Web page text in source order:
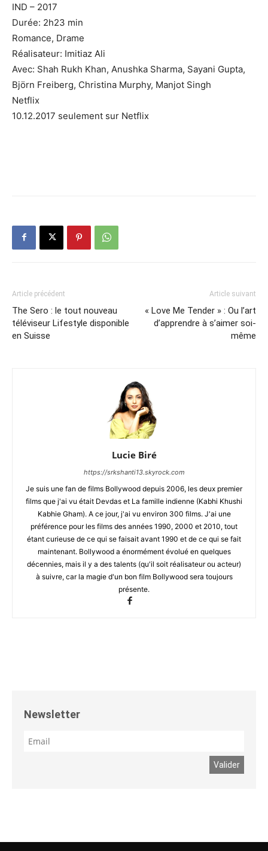
IND – 2017
Durée: 2h23 min
Romance, Drame
Réalisateur: Imitiaz Ali
Avec: Shah Rukh Khan, Anushka Sharma, Sayani Gupta,
Björn Freiberg, Christina Murphy, Manjot Singh
Netflix
10.12.2017 seulement sur Netflix
Article précédent
The Sero : le tout nouveau
téléviseur Lifestyle disponible
en Suisse
Article suivant
« Love Me Tender » : Ou l’art
d’apprendre à s’aimer soi-
même
Lucie Biré
https://srkshanti13.skyrock.com
Je suis une fan de films Bollywood depuis 2006, les deux premier
films que j'ai vu était Devdas et La famille indienne (Kabhi Khushi
Kabhie Gham). A ce jour, j'ai vu environ 300 films. J'ai une
préférence pour les films des années 1990, 2000 et 2010, tout
étant curieuse de ce qui se faisait avant 1990 et de ce qui se fait
maintenant. Bollywood a énormément évolué en quelques
décennies, mais il y a des talents (qu'il soit réalisateur ou acteur)
à suivre, car la magie d'un bon film Bollywood sera toujours
présente.
Newsletter